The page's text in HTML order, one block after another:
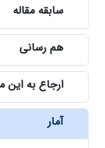
سابقه مقاله
هم رسانی
ارجاع به این
آمار